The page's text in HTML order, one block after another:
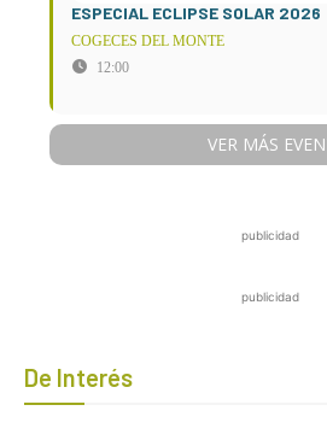
ESPECIAL ECLIPSE SOLAR 2026
COGECES DEL MONTE
12:00
VER MÁS
publicidad
publicidad
De Interés